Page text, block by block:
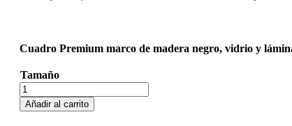
Cuadro Premium marco de madera negro, vidrio y
Tamaño
Cuadro
Céline
Dion
Añadir al carrito